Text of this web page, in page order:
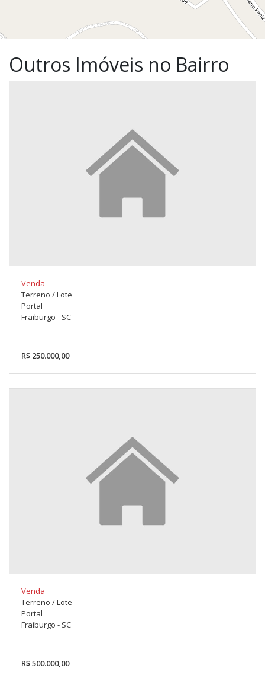
Outros Imóveis no Bairro
Venda
Terreno / Lote
Portal
Fraiburgo - SC
R$ 250.000,00
Venda
Terreno / Lote
Portal
Fraiburgo - SC
R$ 500.000,00